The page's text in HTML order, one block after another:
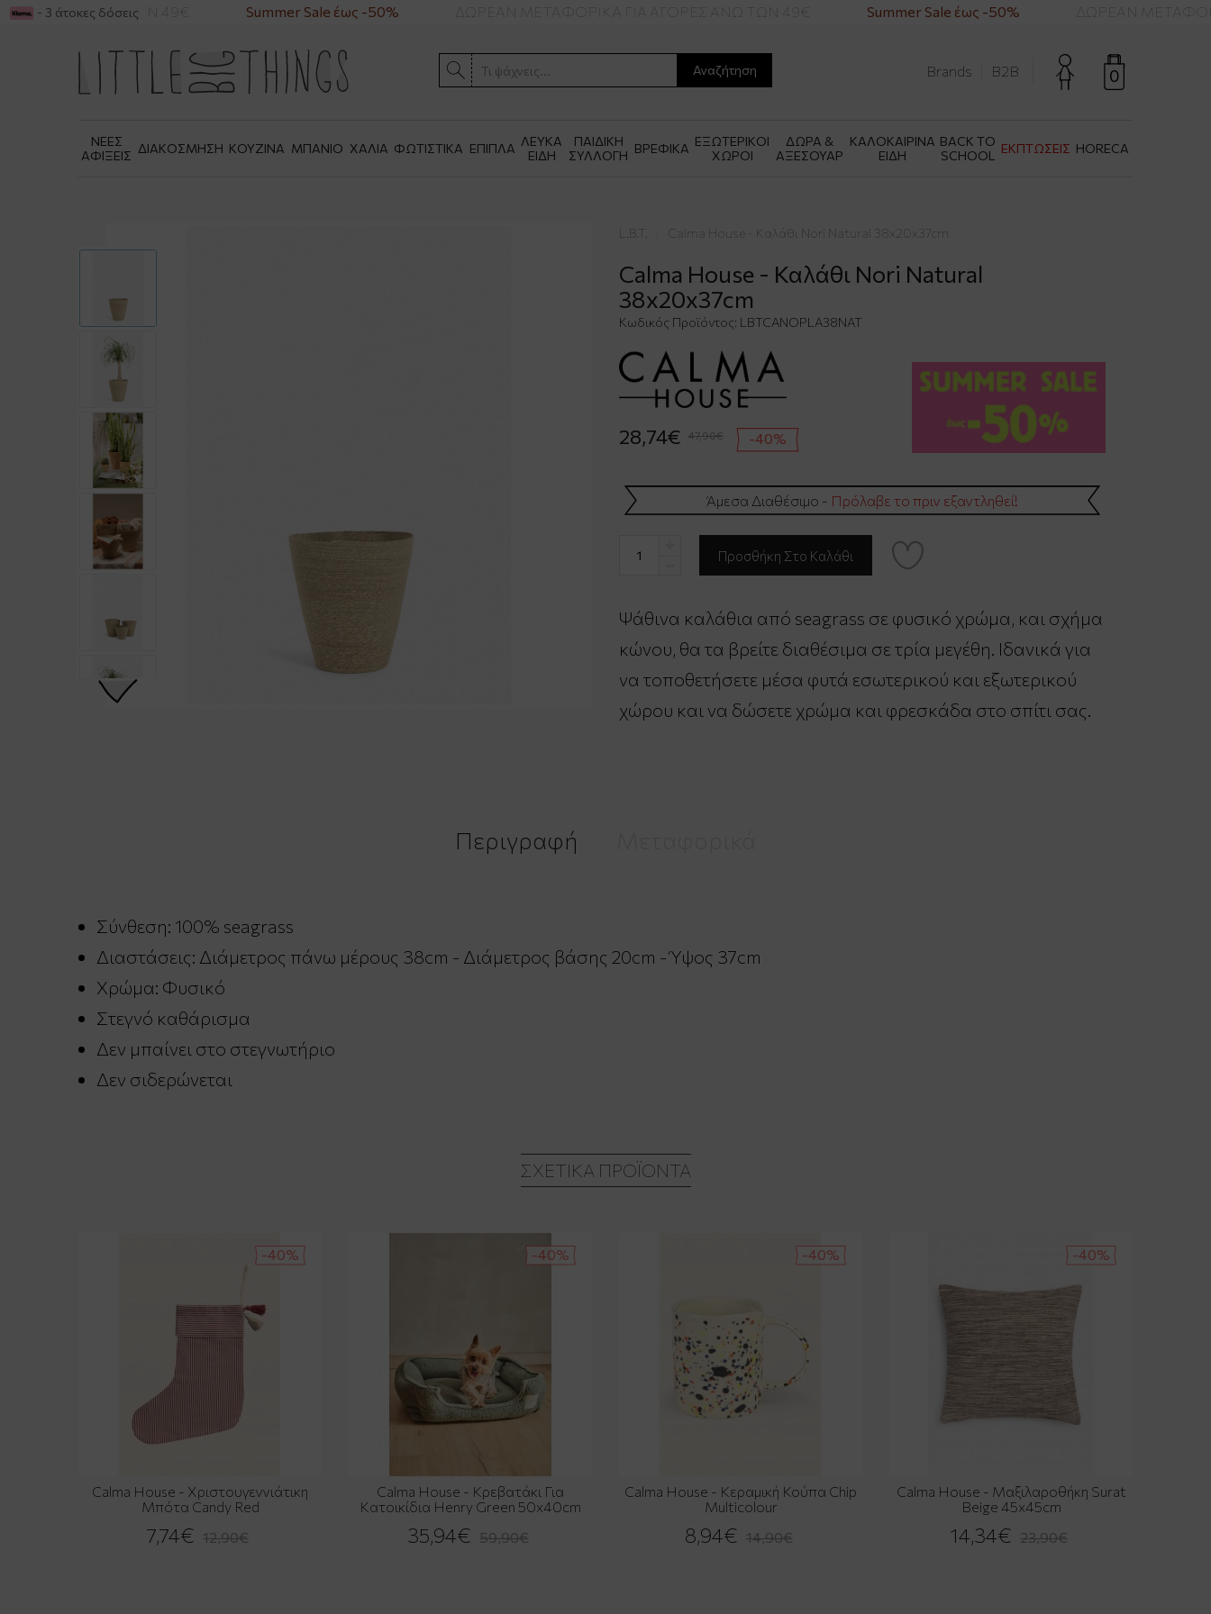
ΑΓΟΡΕΣ ΑΝΩ ΤΩΝ 49€ Summer Sale έως -50% ΔΩΡΕΑΝ ΜΕΤΑΦΟΡΙΚΑ ΓΙΑ ΑΓΟΡΕΣ ΑΝΩ ΤΩΝ 49€ Summer Sale έως -50% ΔΩΡΕΑΝ
- 3 άτοκες δόσεις
Αναζήτηση 0
Brands B2B
ΝΕΕΣ
ΑΦΙΞΕΙΣ ΔΙΑΚΟΣΜΗΣΗ ΚΟΥΖΙΝΑ ΜΠΑΝΙΟ ΧΑΛΙΑ ΦΩΤΙΣΤΙΚΑ ΕΠΙΠΛΑ ΛΕΥΚΑ
ΕΙΔΗ
ΠΑΙΔΙΚΗ
ΣΥΛΛΟΓΗ ΒΡΕΦΙΚΑ ΕΞΩΤΕΡΙΚΟΙ
ΧΩΡΟΙ
ΔΩΡΑ &
ΑΞΕΣΟΥΑΡ
ΚΑΛΟΚΑΙΡΙΝΑ
ΕΙΔΗ
BACK TO
SCHOOL
ΕΚΠΤΩΣΕΙΣ HORECA
L.B.T. Calma House - Καλάθι Nori Natural 38x20x37cm
Calma House - Καλάθι Nori Natural
38x20x37cm
Κωδικός Προϊόντος: LBTCANOPLA38NAT
28,74€ 47,90€ -40%
Άμεσα Διαθέσιμο - Πρόλαβε το πριν εξαντληθεί!
Ψάθινα καλάθια από seagrass σε φυσικό χρώμα, και σχήμα
κώνου, θα τα βρείτε διαθέσιμα σε τρία μεγέθη. Ιδανικά για
να τοποθετήσετε μέσα φυτά εσωτερικού και εξωτερικού
χώρου και να δώσετε χρώμα και φρεσκάδα στο σπίτι σας.
Περιγραφή
Σύνθεση: 100% seagrass
Διαστάσεις: Διάμετρος πάνω μέρους 38cm - Διάμετρος βάσης 20cm - Ύψος 37cm
Χρώμα: Φυσικό
Στεγνό καθάρισμα
Δεν μπαίνει στο στεγνωτήριο
Δεν σιδερώνεται
ΣΧΕΤΙΚΆ ΠΡΟΪΌΝΤΑ
-40%
Calma House - Χριστουγεννιάτικη
Μπότα Candy Red
7,74€ 12,90€
-40%
Calma House - Κρεβατάκι Για
Κατοικίδια Henry Green 50x40cm
35,94€ 59,90€
-40%
Calma House - Κεραμική Κούπα Chip
Multicolour
8,94€ 14,90€
-40%
Calma House - Μαξιλαροθήκη Surat
Beige 45x45cm
14,34€ 23,90€